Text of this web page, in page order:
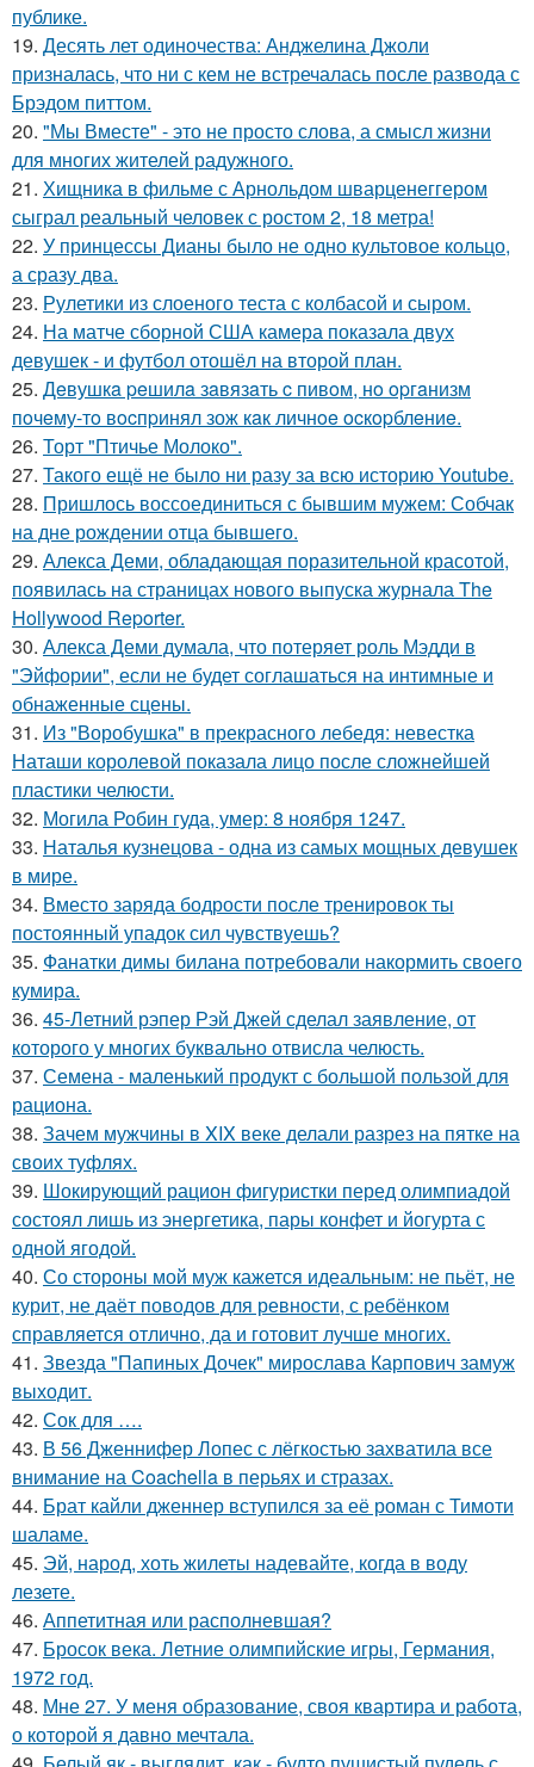
публике.
19. Десять лет одиночества: Анджелина Джоли
призналась, что ни с кем не встречалась после развода с
Брэдом питтом.
20. "Мы Вместе" - это не просто слова, а смысл жизни
для многих жителей радужного.
21. Хищника в фильме с Арнольдом шварценеггером
сыграл реальный человек с ростом 2, 18 метра!
22. У принцессы Дианы было не одно культовое кольцо,
а сразу два.
23. Рулетики из слоеного теста с колбасой и сыром.
24. На матче сборной США камера показала двух
девушек - и футбол отошёл на второй план.
25. Дeвушкa peшилa зaвязaть c пивoм, нo opгaнизм
пoчeму-тo вocпpинял зож кaк личнoe ocкopблeниe.
26. Торт "Птичье Молоко".
27. Такого ещё не было ни разу за всю историю Youtube.
28. Пришлось воссоединиться с бывшим мужем: Собчак
на дне рождении отца бывшего.
29. Алекса Деми, обладающая поразительной красотой,
появилась на страницах нового выпуска журнала The
Hollywood Reporter.
30. Алекса Деми думала, что потеряет роль Мэдди в
"Эйфории", если не будет соглашаться на интимные и
обнаженные сцены.
31. Из "Воробушка" в прекрасного лебедя: невестка
Наташи королевой показала лицо после сложнейшей
пластики челюсти.
32. Могила Робин гуда, умер: 8 ноября 1247.
33. Наталья кузнецова - одна из самых мощных девушек
в мире.
34. Вместо заряда бодрости после тренировок ты
постоянный упадок сил чувствуешь?
35. Фанатки димы билана потребовали накормить своего
кумира.
36. 45-Летний рэпер Рэй Джей сделал заявление, от
которого у многих буквально отвисла челюсть.
37. Семена - маленький продукт с большой пользой для
рациона.
38. Зачем мужчины в XIX веке делали разрез на пятке на
своих туфлях.
39. Шокирующий рацион фигуристки перед олимпиадой
состоял лишь из энергетика, пары конфет и йогурта с
одной ягодой.
40. Со стороны мой муж кажется идеальным: не пьёт, не
курит, не даёт поводов для ревности, с ребёнком
справляется отлично, да и готовит лучше многих.
41. Звезда "Папиных Дочек" мирослава Карпович замуж
выходит.
42. Сок для ….
43. В 56 Дженнифер Лопес с лёгкостью захватила все
внимание на Coachella в перьях и стразах.
44. Брат кайли дженнер вступился за её роман с Тимоти
шаламе.
45. Эй, народ, хоть жилеты надевайте, когда в воду
лезете.
46. Аппетитная или располневшая?
47. Бросок века. Летние олимпийские игры, Германия,
1972 год.
48. Мне 27. У меня образование, своя квартира и работа,
о которой я давно мечтала.